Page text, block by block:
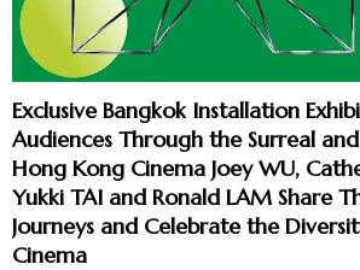
Exclusive Bangkok Installation
Audiences Through the Surreal
Hong Kong Cinema Joey WU,
Yukki TAI and Ronald LAM Share
Journeys and Celebrate the
Cinema